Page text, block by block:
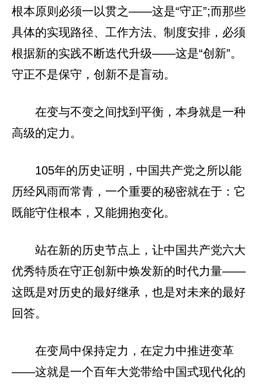
根本原则必须一以贯之——这是“守正”;而那些
具体的实现路径、工作方法、制度安排，必须
根据新的实践不断迭代升级——这是“创新”。
守正不是保守，创新不是盲动。
在变与不变之间找到平衡，本身就是一种
高级的定力。
105年的历史证明，中国共产党之所以能
历经风雨而常青，一个重要的秘密就在于：它
既能守住根本，又能拥抱变化。
站在新的历史节点上，让中国共产党六大
优秀特质在守正创新中焕发新的时代力量——
这既是对历史的最好继承，也是对未来的最好
回答。
在变局中保持定力，在定力中推进变革
——这就是一个百年大党带给中国式现代化的